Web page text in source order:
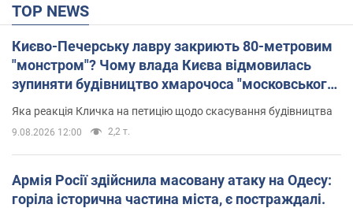
TOP NEWS
Києво-Печерську лавру закриють 80-метровим
"монстром"? Чому влада Києва відмовилась
зупиняти будівництво хмарочоса "московського
вірянина"
Яка реакція Кличка на петицію щодо скасування будівництва
9.08.2026 12:00 2,2 т.
Армія Росії здійснила масовану атаку на Одесу:
горіла історична частина міста, є постраждалі.